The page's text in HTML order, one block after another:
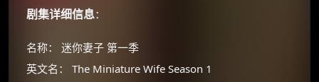
剧集详细信息：
名称： 迷你妻子 第一季
英文名： The Miniature Wife Season 1